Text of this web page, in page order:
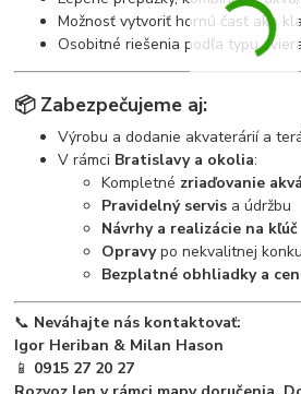
Možnosť vytvoriť hornú časť ako
Osobitné riešenia podľa typu
📦 Zabezpečujeme aj:
Výrobu a dodanie akvaterárií a
V rámci Bratislavy a okolia:
Kompletné zriaďovanie
Pravidelný servis a údržbu
Návrhy a realizácie na kľúč
Opravypo nekvalitnej
Bezplatné obhliadky a
📞 Neváhajte nás kontaktovať:
Igor Heriban & Milan Hason
📱 0915 27 20 27